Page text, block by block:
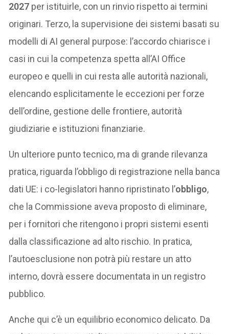
2027 per istituirle, con un rinvio rispetto ai termini
originari. Terzo, la supervisione dei sistemi basati su
modelli di AI general purpose: l’accordo chiarisce i
casi in cui la competenza spetta all’AI Office
europeo e quelli in cui resta alle autorità nazionali,
elencando esplicitamente le eccezioni per forze
dell’ordine, gestione delle frontiere, autorità
giudiziarie e istituzioni finanziarie.
Un ulteriore punto tecnico, ma di grande rilevanza
pratica, riguarda l’obbligo di registrazione nella banca
dati UE: i co-legislatori hanno ripristinato l’obbligo,
che la Commissione aveva proposto di eliminare,
per i fornitori che ritengono i propri sistemi esenti
dalla classificazione ad alto rischio. In pratica,
l’autoesclusione non potrà più restare un atto
interno, dovrà essere documentata in un registro
pubblico.
Anche qui c’è un equilibrio economico delicato. Da